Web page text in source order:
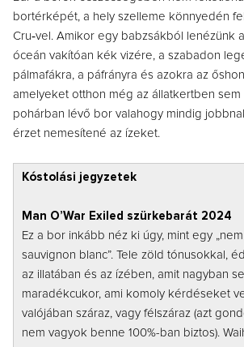
bortérképét, a hely szelleme könnyedén
Cru‑vel. Amikor egy babzsákból lenézünk
óceán vakítóan kék vizére, a szabadon
pálmafákra, a páfrányra és azokra az
amelyeket otthon még az állatkertben sem
pohárban lévő bor valahogy mindig
érzet nemesítené az ízeket.
Kóstolási jegyzetek
Man O’War Exiled szürkebarát 2024
Ez a bor inkább néz ki úgy, mint egy
sauvignon blanc”. Tele zöld tónusokkal,
az illatában és az ízében, amit nagyban
maradékcukor, ami komoly kérdéseket
valójában száraz, vagy félszáraz (azt
nem vagyok benne 100%-ban biztos).